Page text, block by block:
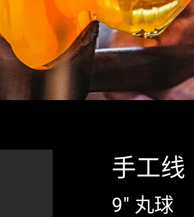
手工线
9" 丸球